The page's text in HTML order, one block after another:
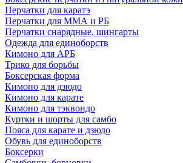
Перчатки для каратэ
Перчатки для ММА и РБ
Перчатки снарядные, шингарты
Одежда для единоборств
Кимоно для АРБ
Трико для борьбы
Боксерская форма
Кимоно для дзюдо
Кимоно для карате
Кимоно для тэквондо
Куртки и шорты для самбо
Пояса для карате и дзюдо
Обувь для единоборств
Боксерки